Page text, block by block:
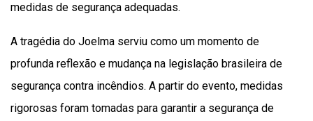
medidas de segurança adequadas.
A tragédia do Joelma serviu como um momento de
profunda reflexão e mudança na legislação brasileira de
segurança contra incêndios. A partir do evento, medidas
rigorosas foram tomadas para garantir a segurança de